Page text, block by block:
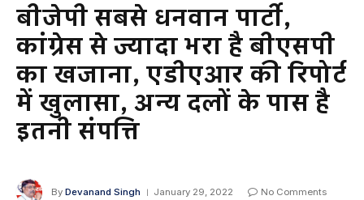
बीजेपी सबसे धनवान पार्टी,
कांग्रेस से ज्यादा भरा है बीएसपी
का खजाना, एडीएआर की रिपोर्ट
में खुलासा, अन्य दलों के पास है
इतनी संपत्ति
By Devanand Singh January 29, 2022 No Comments